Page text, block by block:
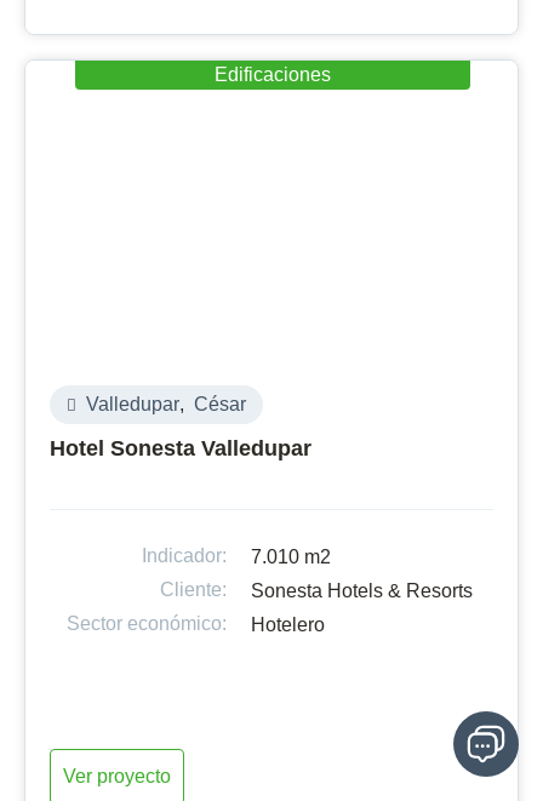
Edificaciones
Valledupar, César
Hotel Sonesta Valledupar
Indicador:
7.010 m2
Cliente:
Sonesta Hotels & Resorts
Sector económico:
Hotelero
Ver proyecto